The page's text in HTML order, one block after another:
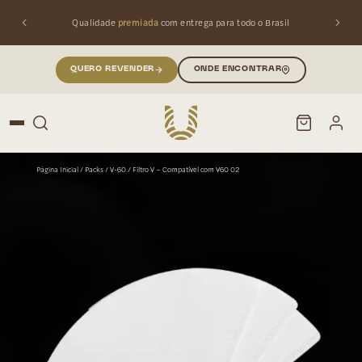
Qualidade premiadacom entrega para todo o Brasil
QUERO REVENDER ONDE ENCONTRAR
Página Inicial/ Packs/V-60/ Filtro V – Compatível com V60 02